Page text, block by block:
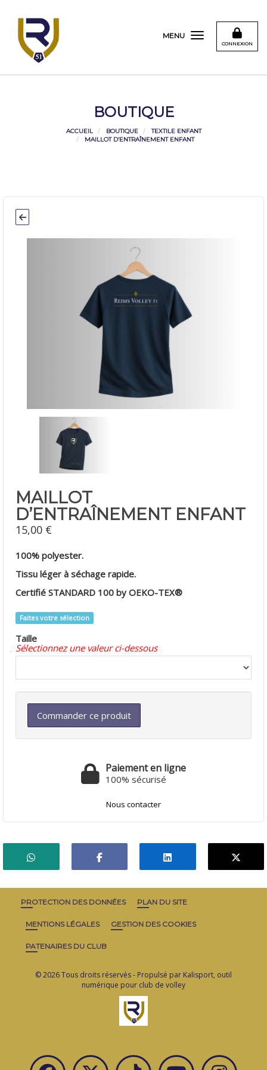
CONNEXION
MENU
BOUTIQUE
ACCUEIL BOUTIQUE
TEXTILE ENFANT
MAILLOT D’ENTRAÎNEMENT ENFANT
MAILLOT
D’ENTRAÎNEMENT ENFANT
15,00 €
100% polyester.
Tissu léger à séchage rapide.
Certifié STANDARD 100 by OEKO-TEX®
Faites votre sélection
Taille
Sélectionnez une valeur ci-dessous
Commander ce produit
Paiement en ligne
100% sécurisé
Nous contacter
PROTECTION DES DONNÉES PLAN DU SITE
MENTIONS LÉGALES GESTION DES COOKIES
PATENAIRES DU CLUB
© 2026 Tous droits réservés - Propulsé par Kalisport, outil
numérique pour club de volley